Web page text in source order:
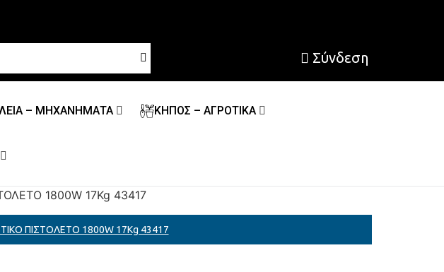
Σύνδεση
– ΜΗΧΑΝΗΜΑΤΑ ΚΗΠΟΣ – ΑΓΡΟΤΙΚΑ
1800W 17Kg 43417
ΠΙΣΤΟΛΕΤΟ 1800W 17Kg 43417